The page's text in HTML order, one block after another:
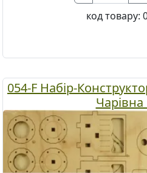
код товару:
054-F Набір-